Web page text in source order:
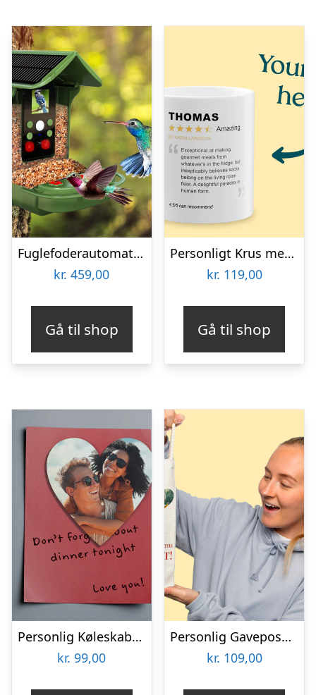
Fuglefoderautomat med Kamera Denver BFC-1200
kr. 459,00
Gå til shop
Personligt Krus med Positiv Bedømmelse
kr. 119,00
Gå til shop
Personlig Køleskabsmagnet med Foto – Hjerte
kr. 99,00
Personlig Gavepose til vin med Fotohjerte & Tekst
kr. 109,00